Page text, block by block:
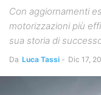
Con aggiornamenti
motorizzazioni più
sua storia di
Da Luca Tassi - Dic 17,